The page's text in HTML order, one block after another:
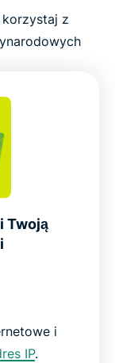
z
Twoją
i
IP.